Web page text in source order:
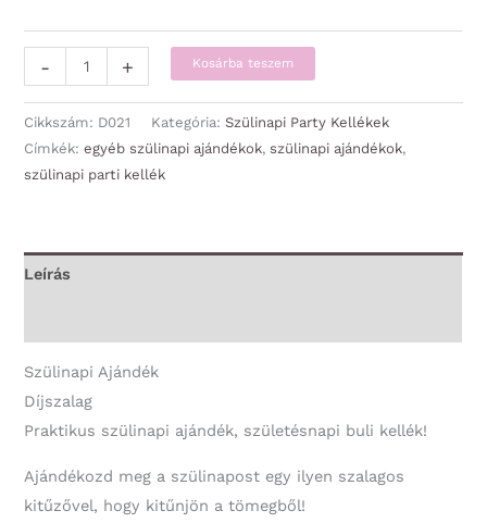
-
Díjszalag
-
Boldog
55.
Szülinapot!
Ajándék
+ Kosárba teszem
Cikkszám: D021 Kategória:Szülinapi Party Kellékek
Címkék:egyéb szülinapi ajándékok,szülinapi ajándékok,
szülinapi parti kellék
Leírás
Szülinapi Ajándék
Díjszalag
Praktikus szülinapi ajándék, születésnapi buli kellék!
Ajándékozd meg a szülinapost egy ilyen szalagos
kitűzővel, hogy kitűnjön a tömegből!